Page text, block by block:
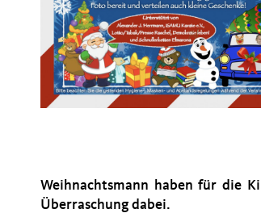
Weihnachtsmann haben für die
Überraschung dabei.